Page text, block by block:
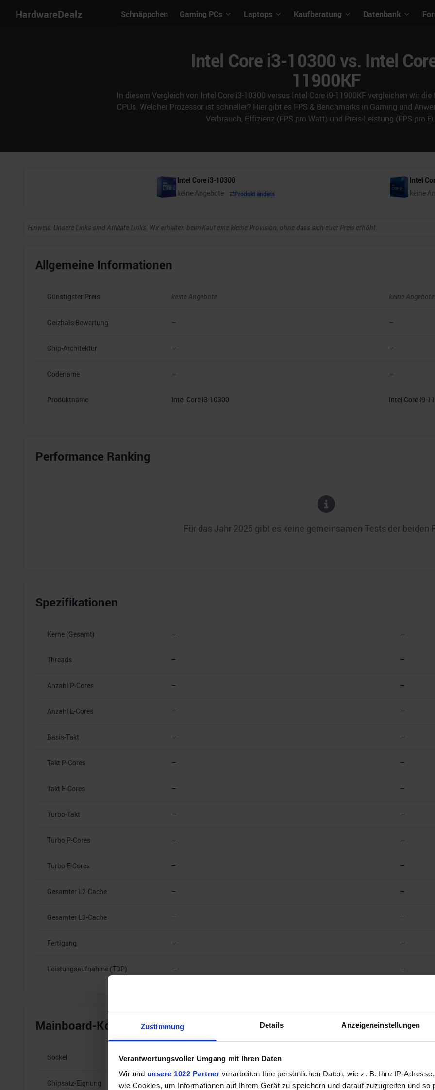
Zustimmung Details Anzeigeneinstellungen
Verantwortungsvoller Umgang mit Ihren Daten
Wir und unsere 1022 Partner verarbeiten Ihre persönlichen Daten, wie z. B. Ihre IP-
wie Cookies, um Informationen auf Ihrem Gerät zu speichern und darauf zuzugreifen und so
HardwareDealz Schnäppchen Gaming PCs Laptops Kaufberatung Datenbank
Intel Core i3-10300 vs. Intel
11900KF
In diesem Vergleich von Intel Core i3-10300 versus Intel Core i9-11900KF vergleichen wir
CPUs. Welcher Prozessor ist schneller? Hier gibt es FPS & Benchmarks in Gaming und
Verbrauch, Effizienz (FPS pro Watt) und Preis-Leistung (FPS pro
Intel Core i3-10300
keine Angebote
Produkt ändern
Intel
keine
Hinweis: Unsere Links sind Affiliate Links. Wir erhalten beim Kauf eine kleine Provision, ohne dass sich euer Preis erhöht.
Allgemeine Informationen
Günstigster Preis keine Angebote keine Angebote
Geizhals Bewertung – –
Chip-Architektur – –
Codename – –
Produktname Intel Core i3-10300 Intel Core i9-
Performance Ranking
Für das Jahr 2025 gibt es keine gemeinsamen Tests der beiden
Spezifikationen
Kerne (Gesamt) – –
Threads – –
Anzahl P-Cores – –
Anzahl E-Cores – –
Basis-Takt – –
Takt P-Cores – –
Takt E-Cores – –
Turbo-Takt – –
Turbo P-Cores – –
Turbo E-Cores – –
Gesamter L2-Cache – –
Gesamter L3-Cache – –
Fertigung – –
Leistungsaufnahme (TDP) – –
Mainboard-Kompatibilität
Sockel –
Chipsatz-Eignung – –